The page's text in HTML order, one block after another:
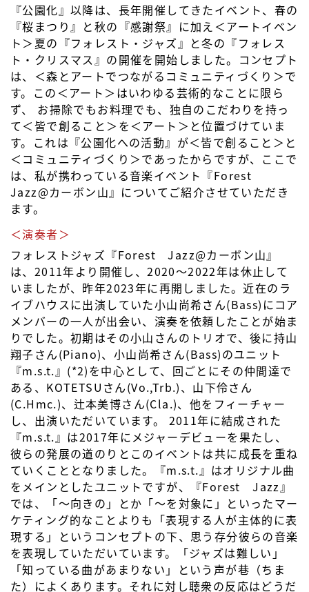
『公園化』以降は、長年開催してきたイベント、春の
『桜まつり』と秋の『感謝祭』に加え＜アートイベン
ト＞夏の『フォレスト・ジャズ』と冬の『フォレス
ト・クリスマス』の開催を開始しました。コンセプト
は、＜森とアートでつながるコミュニティづくり＞で
す。この＜アート＞はいわゆる芸術的なことに限ら
ず、 お掃除でもお料理でも、独自のこだわりを持っ
て＜皆で創ること＞を＜アート＞と位置づけていま
す。これは『公園化への活動』が＜皆で創ること＞と
＜コミュニティづくり＞であったからですが、ここで
は、私が携わっている音楽イベント『Forest
Jazz@カーボン山』についてご紹介させていただき
ます。
＜演奏者＞
フォレストジャズ『Forest Jazz@カーボン山』
は、2011年より開催し、2020～2022年は休止して
いましたが、昨年2023年に再開しました。近在のラ
イブハウスに出演していた小山尚希さん(Bass)にコア
メンバーの一人が出会い、演奏を依頼したことが始ま
りでした。初期はその小山さんのトリオで、後に持山
翔子さん(Piano)、小山尚希さん(Bass)のユニット
『m.s.t.』(*2)を中心として、回ごとにその仲間達で
ある、KOTETSUさん(Vo.,Trb.)、山下伶さん
(C.Hmc.)、辻本美博さん(Cla.)、他をフィーチャー
し、出演いただいています。 2011年に結成された
『m.s.t.』は2017年にメジャーデビューを果たし、
彼らの発展の道のりとこのイベントは共に成⻑を重ね
ていくこととなりました。『m.s.t.』はオリジナル曲
をメインとしたユニットですが、『Forest Jazz』
では、「～向きの」とか「～を対象に」といったマー
ケティング的なことよりも「表現する人が主体的に表
現する」というコンセプトの下、思う存分彼らの音楽
を表現していただいています。「ジャズは難しい」
「知っている曲があまりない」という声が巷（ちま
た）によくあります。それに対し聴衆の反応はどうだ